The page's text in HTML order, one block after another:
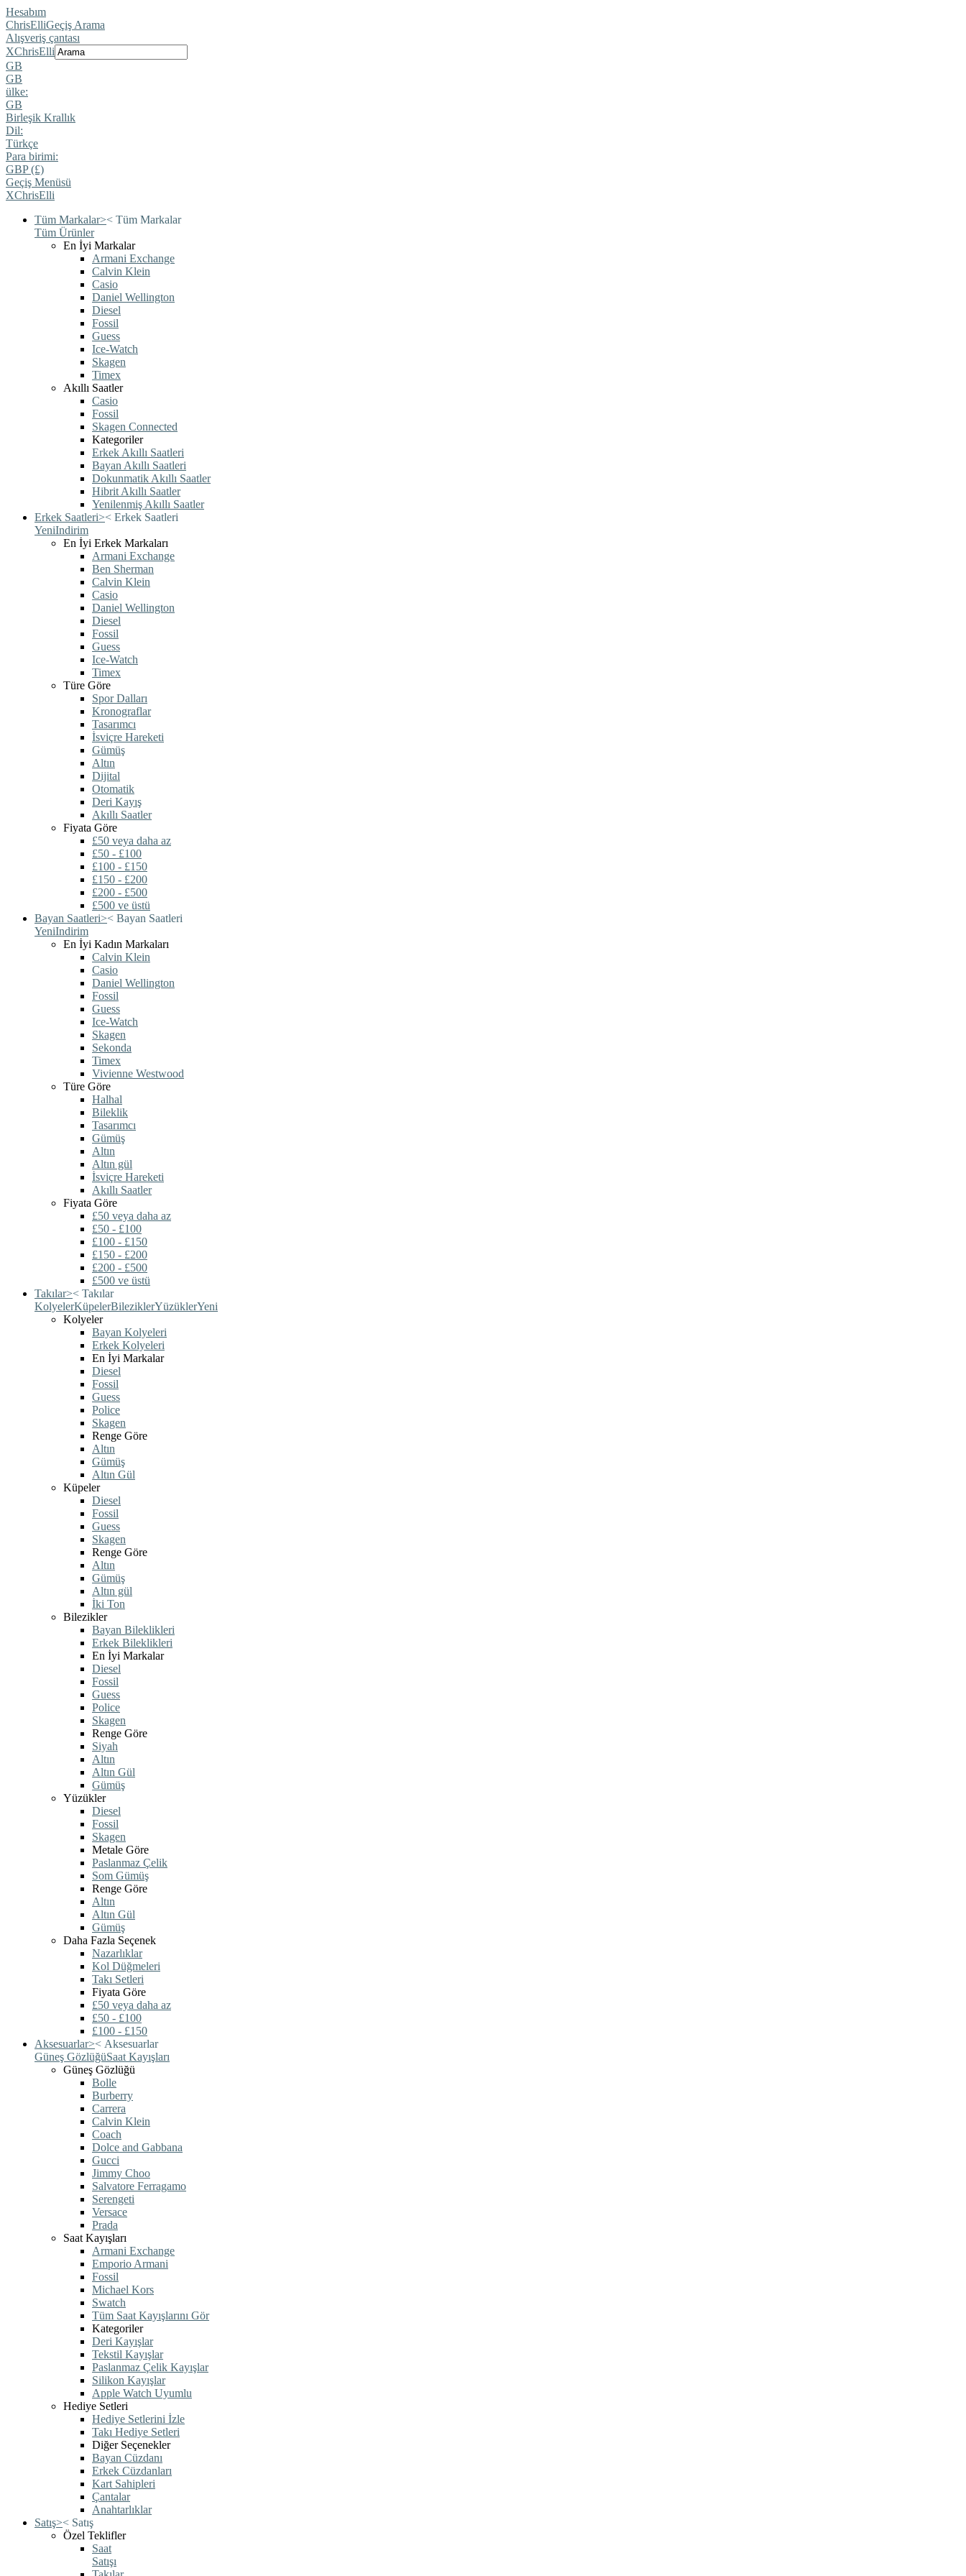
Hesabım
ChrisElliGeçiş Arama
Alışveriş çantası
XChrisElli
GB
GB
ülke:
GB
Birleşik Krallık
Dil:
Türkçe
Para birimi:
GBP (£)
Geçiş Menüsü
XChrisElli
Tüm Markalar>< Tüm Markalar
Tüm Ürünler
En İyi Markalar
Armani Exchange
Calvin Klein
Casio
Daniel Wellington
Diesel
Fossil
Guess
Ice-Watch
Skagen
Timex
Akıllı Saatler
Casio
Fossil
Skagen Connected
Kategoriler
Erkek Akıllı Saatleri
Bayan Akıllı Saatleri
Dokunmatik Akıllı Saatler
Hibrit Akıllı Saatler
Yenilenmiş Akıllı Saatler
Erkek Saatleri>< Erkek Saatleri
YeniIndirim
En İyi Erkek Markaları
Armani Exchange
Ben Sherman
Calvin Klein
Casio
Daniel Wellington
Diesel
Fossil
Guess
Ice-Watch
Timex
Türe Göre
Spor Dalları
Kronograflar
Tasarımcı
İsviçre Hareketi
Gümüş
Altın
Dijital
Otomatik
Deri Kayış
Akıllı Saatler
Fiyata Göre
£50 veya daha az
£50 - £100
£100 - £150
£150 - £200
£200 - £500
£500 ve üstü
Bayan Saatleri>< Bayan Saatleri
YeniIndirim
En İyi Kadın Markaları
Calvin Klein
Casio
Daniel Wellington
Fossil
Guess
Ice-Watch
Skagen
Sekonda
Timex
Vivienne Westwood
Türe Göre
Halhal
Bileklik
Tasarımcı
Gümüş
Altın
Altın gül
İsviçre Hareketi
Akıllı Saatler
Fiyata Göre
£50 veya daha az
£50 - £100
£100 - £150
£150 - £200
£200 - £500
£500 ve üstü
Takılar>< Takılar
KolyelerKüpelerBileziklerYüzüklerYeni
Kolyeler
Bayan Kolyeleri
Erkek Kolyeleri
En İyi Markalar
Diesel
Fossil
Guess
Police
Skagen
Renge Göre
Altın
Gümüş
Altın Gül
Küpeler
Diesel
Fossil
Guess
Skagen
Renge Göre
Altın
Gümüş
Altın gül
İki Ton
Bilezikler
Bayan Bileklikleri
Erkek Bileklikleri
En İyi Markalar
Diesel
Fossil
Guess
Police
Skagen
Renge Göre
Siyah
Altın
Altın Gül
Gümüş
Yüzükler
Diesel
Fossil
Skagen
Metale Göre
Paslanmaz Çelik
Som Gümüş
Renge Göre
Altın
Altın Gül
Gümüş
Daha Fazla Seçenek
Nazarlıklar
Kol Düğmeleri
Takı Setleri
Fiyata Göre
£50 veya daha az
£50 - £100
£100 - £150
Aksesuarlar>< Aksesuarlar
Güneş GözlüğüSaat Kayışları
Güneş Gözlüğü
Bolle
Burberry
Carrera
Calvin Klein
Coach
Dolce and Gabbana
Gucci
Jimmy Choo
Salvatore Ferragamo
Serengeti
Versace
Prada
Saat Kayışları
Armani Exchange
Emporio Armani
Fossil
Michael Kors
Swatch
Tüm Saat Kayışlarını Gör
Kategoriler
Deri Kayışlar
Tekstil Kayışlar
Paslanmaz Çelik Kayışlar
Silikon Kayışlar
Apple Watch Uyumlu
Hediye Setleri
Hediye Setlerini İzle
Takı Hediye Setleri
Diğer Seçenekler
Bayan Cüzdanı
Erkek Cüzdanları
Kart Sahipleri
Çantalar
Anahtarlıklar
Satış>< Satış
Özel Teklifler
Saat
Satışı